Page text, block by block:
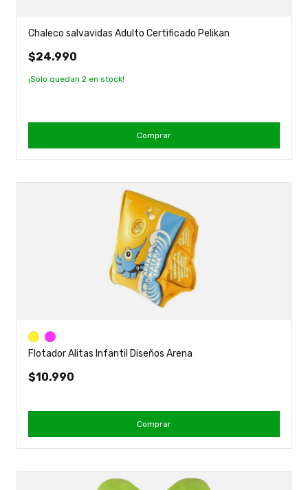
Chaleco salvavidas Adulto Certificado Pelikan
$24.990
¡Solo quedan 2 en stock!
Comprar
Flotador Alitas Infantil Diseños Arena
$10.990
Comprar